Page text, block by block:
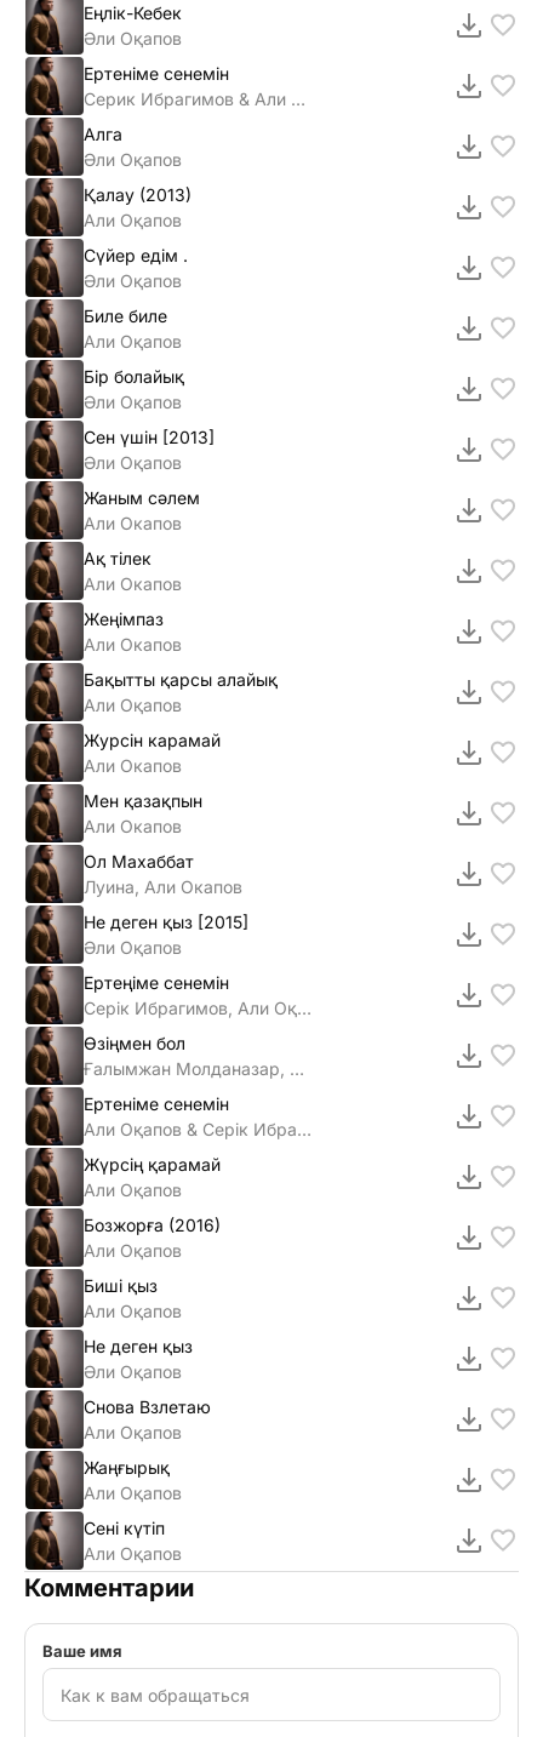
Еңлiк-Кебек
Әли Оқапов
Ертенiме сенемiн
Серик Ибрагимов & Али Окапов
Алга
Әли Оқапов
Қалау (2013)
Али Оқапов
Сүйер едiм .
Әли Оқапов
Биле биле
Али Оқапов
Бiр болайық
Әли Оқапов
Сен үшiн [2013]
Әли Оқапов
Жаным сәлем
Али Окапов
Ақ тiлек
Али Окапов
Жеңімпаз
Али Окапов
Бақытты қарсы алайық
Али Оқапов
Журсiн карамай
Али Окапов
Мен қазақпын
Али Окапов
Ол Махаббат
Луина, Али Окапов
Не деген қыз [2015]
Әли Оқапов
Ертеңіме сенемін
Серік Ибрагимов, Али Оқапов
Өзіңмен бол
Ғалымжан Молданазар, Диас Аблаев & Али Оқапов
Ертеніме сенемін
Али Оқапов & Серік Ибрагимов
Жүрсің қарамай
Али Оқапов
Бозжорға (2016)
Али Оқапов
Биші қыз
Али Оқапов
Не деген қыз
Әли Оқапов
Снова Взлетаю
Али Оқапов
Жаңғырық
Али Оқапов
Сені күтіп
Али Оқапов
Комментарии
Ваше имя